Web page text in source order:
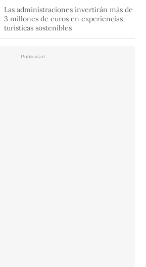
Las administraciones invertirán más de
3 millones de euros en experiencias
turísticas sostenibles